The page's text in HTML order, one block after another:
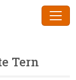
Tern